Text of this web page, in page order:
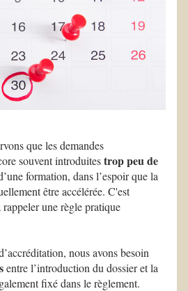
que les demandes
souvent introduites trop peu de
formation, dans l’espoir que la
être accélérée. C'est
une règle pratique
entre l’introduction du dossier et la
fixé dans le règlement.